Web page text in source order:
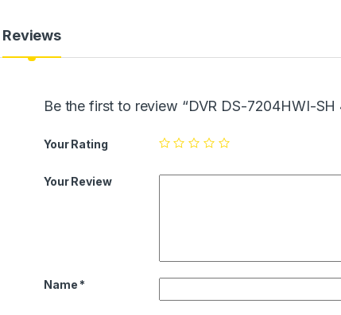
Reviews
Be the first to review “DVR DS-7204HWI-SH
Your Rating
Your Review
Name *